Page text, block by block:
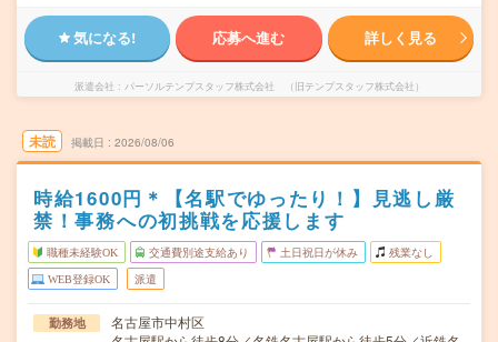
気になる! 応募へ進む 詳しく見る
派遣会社 パーソルテンプスタッフ株式会社 （旧テンプスタッフ株式会社）
未読 掲載日 2026/08/06
時給1600円＊【名駅でゆったり！】見逃し厳
禁！事務への初挑戦を応援します
職種未経験OK 交通費別途支給あり 土日祝日が休み 残業なし
WEB登録OK 派遣
勤務地
名古屋市中村区